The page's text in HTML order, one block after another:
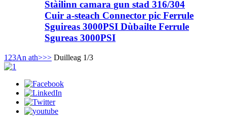
Stàilinn camara gun stad 316/304
Cuir a-steach Connector pic Ferrule
Sguireas 3000PSI Dùbailte Ferrule
Sgureas 3000PSI
1 23An ath>>> Duilleag 1/3